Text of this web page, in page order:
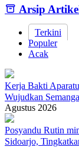
Arsip
Terkini
Populer
Acak
Kerja Bakti
Wujudkan
Agustus 2026
Posyandu Rutin
Sidoarjo,